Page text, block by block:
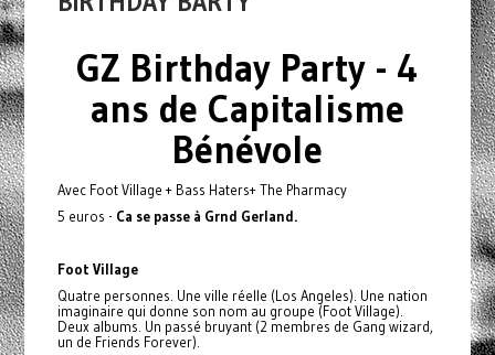
GZ Birthday Party - 4
ans de Capitalisme
Bénévole
Avec Foot Village + Bass Haters+ The Pharmacy
5 euros - Ca se passe à Grnd Gerland.
Foot Village
Quatre personnes. Une ville réelle (Los Angeles). Une nation
imaginaire qui donne son nom au groupe (Foot Village).
Deux albums. Un passé bruyant (2 membres de Gang wizard,
un de Friends Forever).